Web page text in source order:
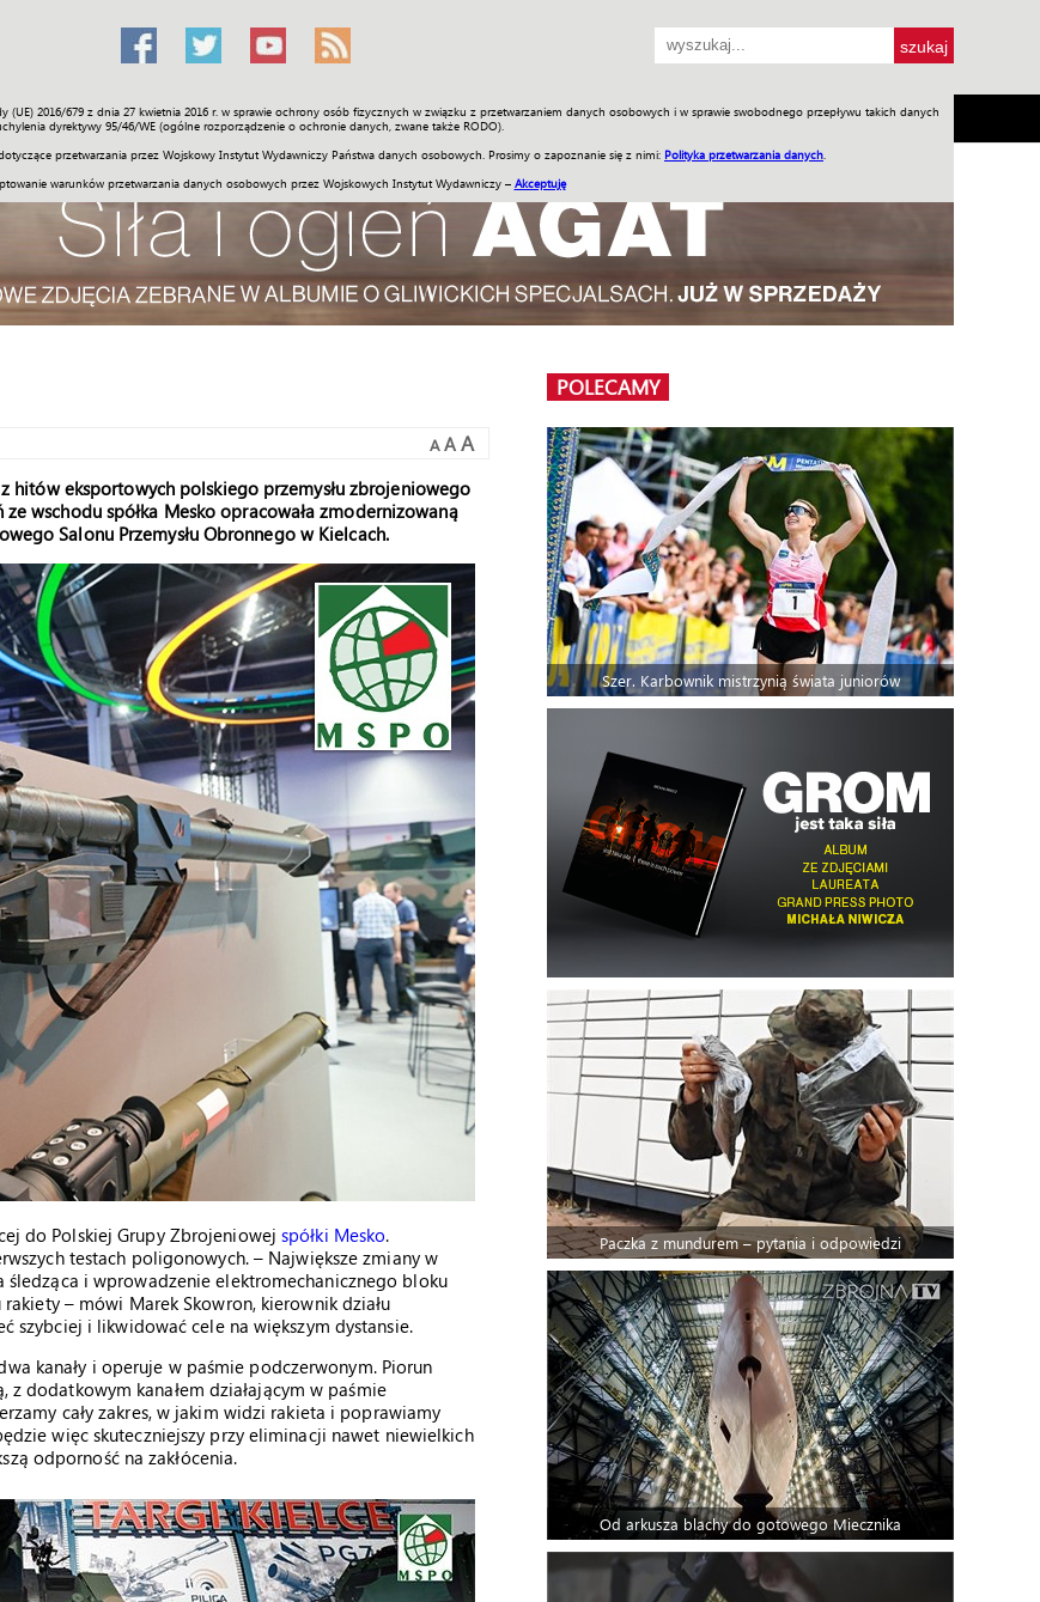
(UE) 2016/679 z dnia 27 kwietnia 2016 r. w sprawie ochrony osób fizycznych w związku z przetwarzaniem danych osobowych i w sprawie swobodnego przepływu takich danych
dyrektywy 95/46/WE (ogólne rozporządzenie o ochronie danych, zwane także RODO).
przetwarzania przez Wojskowy Instytut Wydawniczy Państwa danych osobowych. Prosimy o zapoznanie się z nimi: Polityka przetwarzania danych
warunków przetwarzania danych osobowych przez Wojskowych Instytut Wydawniczy – Akceptuję
Społeczność Sport Historia Galerie Wideo ENGLISH SKLEP Jednodniówki Praca w WIW
A A A
hitów eksportowych polskiego przemysłu zbrojeniowego
wschodu spółka Mesko opracowała zmodernizowaną
Salonu Przemysłu Obronnego w Kielcach.
do Polskiej Grupy Zbrojeniowej spółki Mesko.
testach poligonowych. – Największe zmiany w
śledząca i wprowadzenie elektromechanicznego bloku
– mówi Marek Skowron, kierownik działu
szybciej i likwidować cele na większym dystansie.
kanały i operuje w paśmie podczerwonym. Piorun
dodatkowym kanałem działającym w paśmie
cały zakres, w jakim widzi rakieta i poprawiamy
więc skuteczniejszy przy eliminacji nawet niewielkich
odporność na zakłócenia.
POLECAMY
Szer. Karbownik mistrzynią świata juniorów
Paczka z mundurem – pytania i odpowiedzi
Od arkusza blachy do gotowego Miecznika